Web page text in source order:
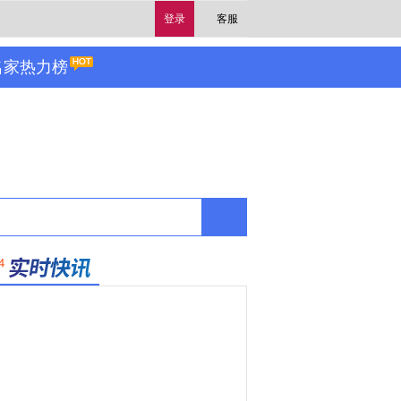
登录 客服
家热力榜